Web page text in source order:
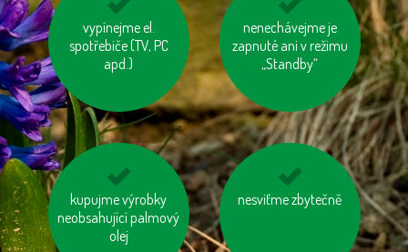
vypínejme el.
spotřebiče (TV, PC
apd.)
mysleme na „skrytou
vodu“ ve výrobcích
nenechávejme je
zapnuté ani v režimu
„Standby“
jezme naše ryby
kupujme výrobky
neobsahující palmový
olej
šetřeme energií nesviťme zbytečně
kupujte zboží